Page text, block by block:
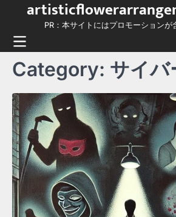
content
PR：本サイトにはプロモーションが
Category: サイバ